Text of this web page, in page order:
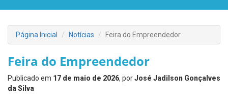
Página Inicial Notícias Feira do Empreendedor
Feira do Empreendedor
Publicado em 17 de maio de 2026, porJosé Jadilson Gonçalves
da Silva